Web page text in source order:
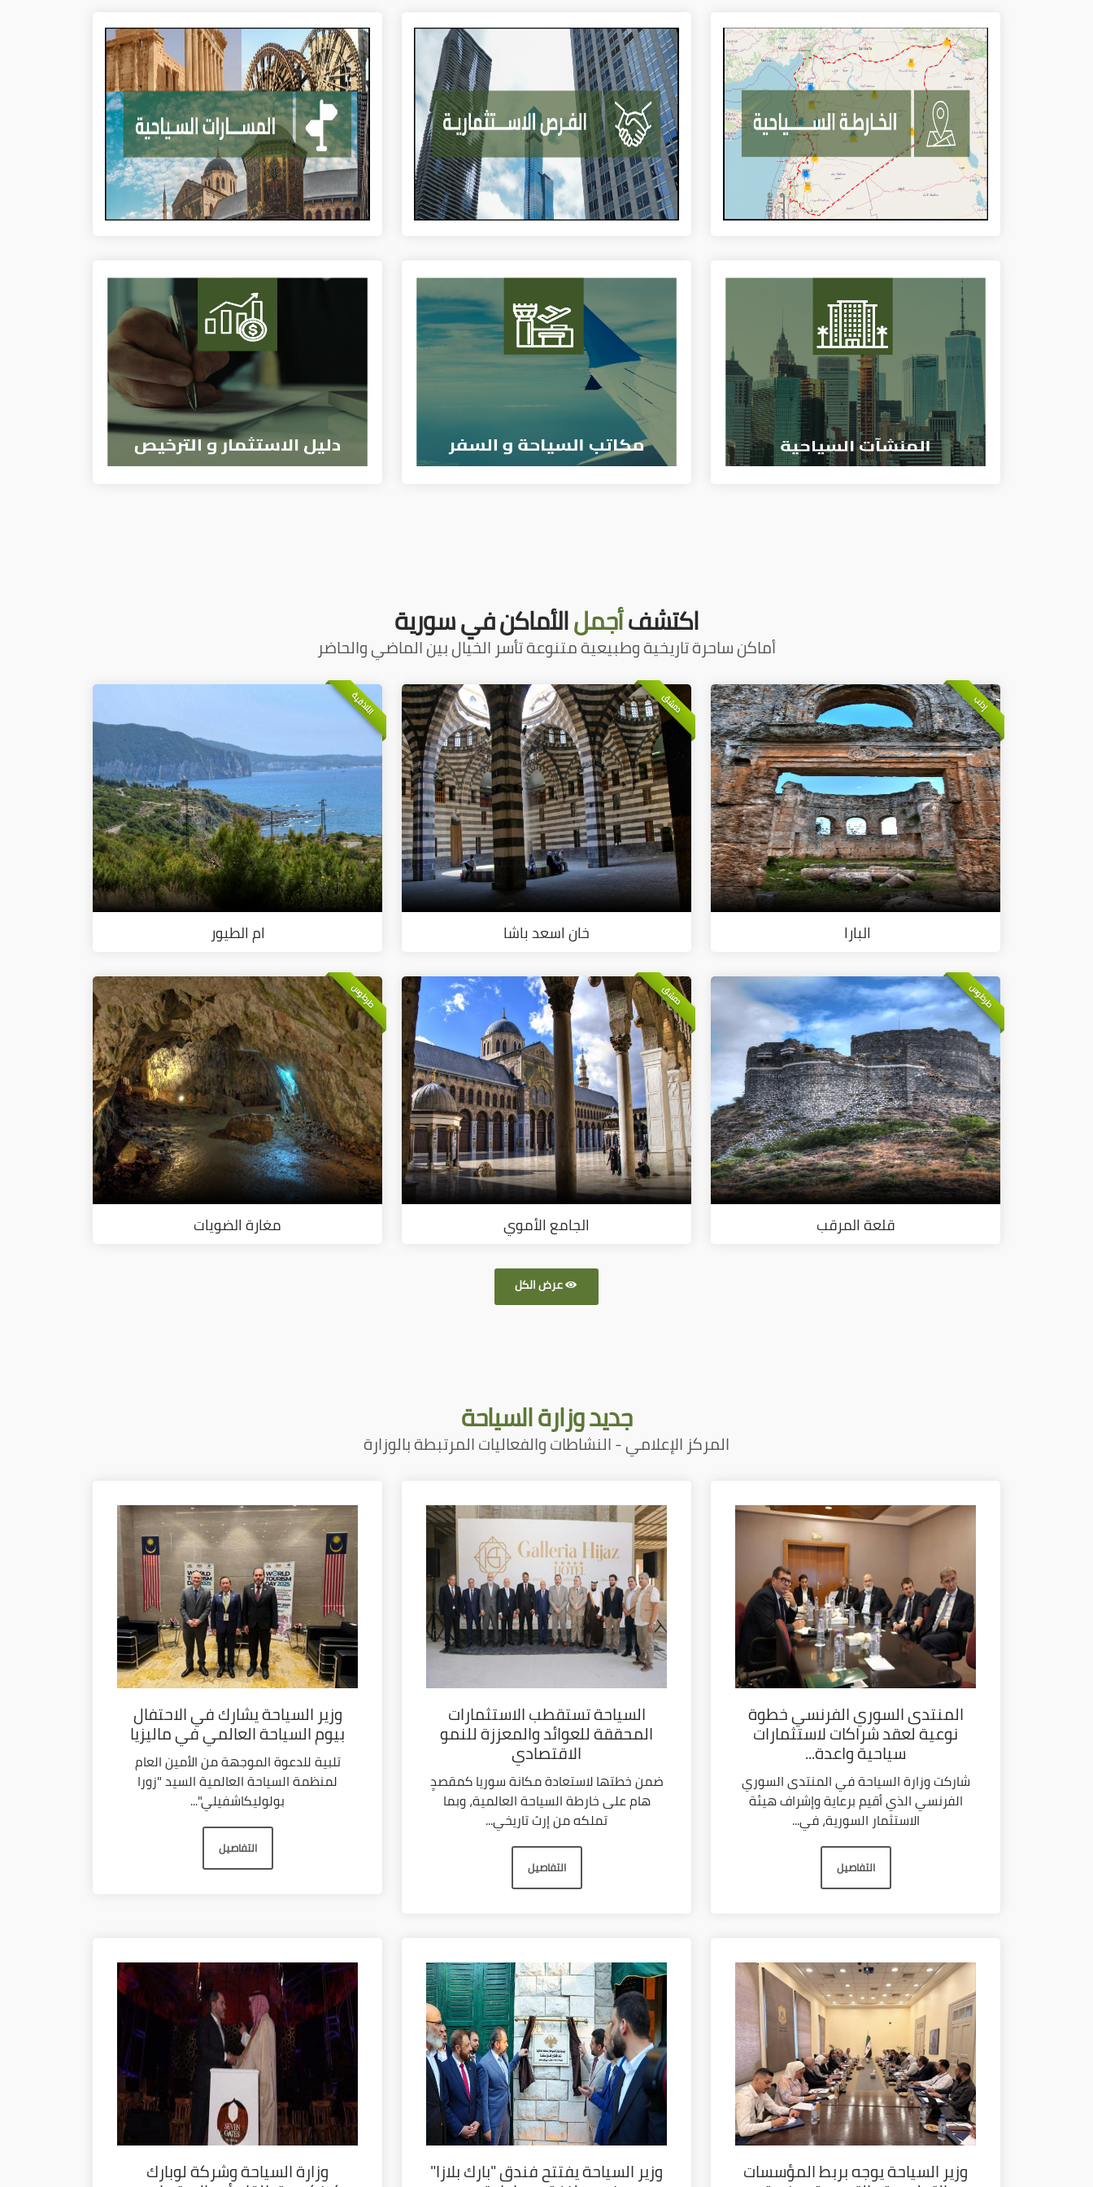
اكتشفأجملالأماكن في سورية
أماكن ساحرة تاريخية وطبيعية متنوعة تأسر الخيال بين الماضي والحاضر
إدلب
البارا
دمشق
خان اسعد باشا
اللاذقية
ام الطيور
طرطوس
قلعة المرقب
دمشق
الجامع الأموي
طرطوس
مغارة الضويات
عرض الكل
جديدوزارة السياحة
المركز الإعلامي - النشاطات والفعاليات المرتبطة بالوزارة
المنتدى السوري الفرنسي خطوة
نوعية لعقد شراكات لاستثمارات
سياحية واعدة...
شاركت وزارة السياحة في المنتدى السوري
الفرنسي الذي أقيم برعاية وإشراف هيئة
الاستثمار السورية، في...
التفاصيل
السياحة تستقطب الاستثمارات
المحققة للعوائد والمعززة للنمو
الاقتصادي
ضمن خطتها لاستعادة مكانة سوريا كمقصدٍ
هام على خارطة السياحة العالمية، وبما
تملكه من إرث تاريخي...
التفاصيل
وزير السياحة يشارك في الاحتفال
بيوم السياحة العالمي في ماليزيا
تلبية للدعوة الموجهة من الأمين العام
لمنظمة السياحة العالمية السيد "زورا
بولوليكاشفيلي"...
التفاصيل
وزير السياحة يوجه بربط المؤسسات وزير السياحة يفتتح فندق "بارك بلازا" وزارة السياحة وشركة لوبارك